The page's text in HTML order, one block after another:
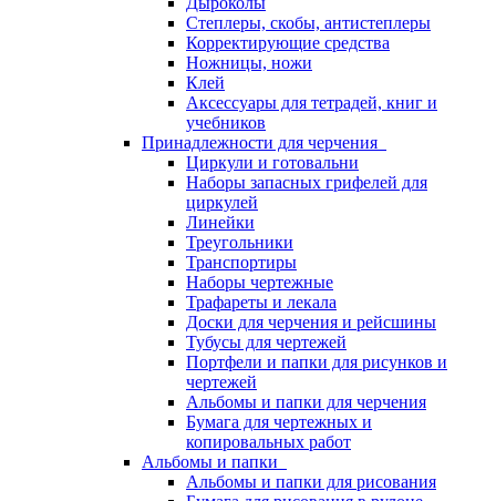
Степлеры, скобы, антистеплеры
Корректирующие средства
Ножницы, ножи
Клей
Аксессуары для тетрадей, книг и
учебников
Принадлежности для черчения
Циркули и готовальни
Наборы запасных грифелей для
циркулей
Линейки
Треугольники
Транспортиры
Наборы чертежные
Трафареты и лекала
Доски для черчения и рейсшины
Тубусы для чертежей
Портфели и папки для рисунков и
чертежей
Альбомы и папки для черчения
Бумага для чертежных и
копировальных работ
Альбомы и папки
Альбомы и папки для рисования